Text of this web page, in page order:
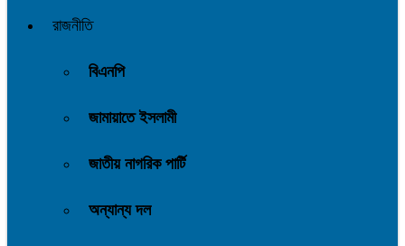
রাজনীতি
বিএনপি
জামায়াতে ইসলামী
জাতীয় নাগরিক পার্টি
অন্যান্য দল